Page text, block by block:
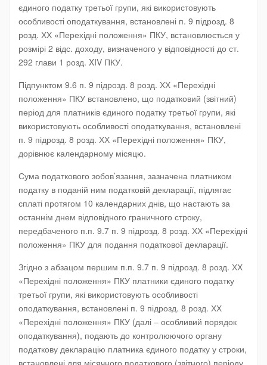
єдиного податку третьої групи, які використовують
особливості оподаткування, встановлені п. 9 підрозд. 8
розд. ХХ «Перехідні положення» ПКУ, встановлюється у
розмірі 2 відс. доходу, визначеного у відповідності до ст.
292 глави 1 розд. XIV ПКУ.
Підпунктом 9.6 п. 9 підрозд. 8 розд. ХХ «Перехідні
положення» ПКУ встановлено, що податковий (звітний)
період для платників єдиного податку третьої групи, які
використовують особливості оподаткування, встановлені
п. 9 підрозд. 8 розд. ХХ «Перехідні положення» ПКУ,
дорівнює календарному місяцю.
Сума податкового зобов’язання, зазначена платником
податку в поданій ним податковій декларації, підлягає
сплаті протягом 10 календарних днів, що настають за
останнім днем відповідного граничного строку,
передбаченого п.п. 9.7 п. 9 підрозд. 8 розд. ХХ «Перехідні
положення» ПКУ для подання податкової декларації.
Згідно з абзацом першим п.п. 9.7 п. 9 підрозд. 8 розд. ХХ
«Перехідні положення» ПКУ платники єдиного податку
третьої групи, які використовують особливості
оподаткування, встановлені п. 9 підрозд. 8 розд. ХХ
«Перехідні положення» ПКУ (далі – особливий порядок
оподаткування), подають до контролюючого органу
податкову декларацію платника єдиного податку у строки,
встановлені для місячного податкового (звітного) періоду,